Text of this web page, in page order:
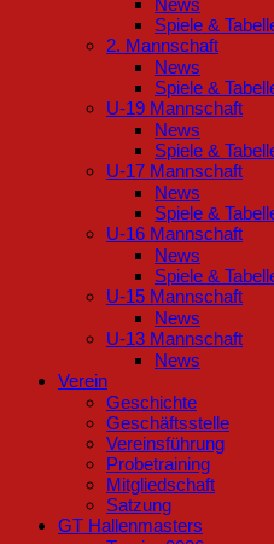
Spiele &
2. Mannschaft
News
Spiele &
U-19 Mannschaft
News
Spiele &
U-17 Mannschaft
News
Spiele &
U-16 Mannschaft
News
Spiele &
U-15 Mannschaft
News
U-13 Mannschaft
News
Verein
Geschichte
Geschäftsstelle
Vereinsführung
Probetraining
Mitgliedschaft
Satzung
GT Hallenmasters